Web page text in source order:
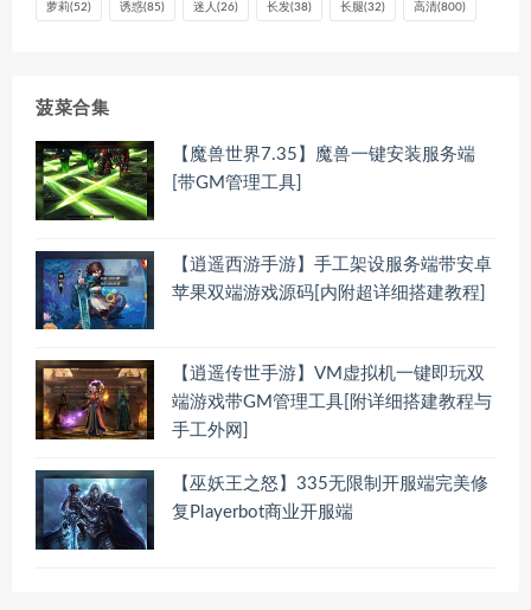
萝莉(52) 诱惑(85) 迷人 (26) 长发(38) 长腿(32) 高清(800)
菠菜合集
【魔兽世界7.35】魔兽一键安装服务端
[带GM管理工具]
【逍遥西游手游】手工架设服务端带安卓
苹果双端游戏源码[内附超详细搭建教程]
【逍遥传世手游】VM虚拟机一键即玩双
端游戏带GM管理工具[附详细搭建教程与
手工外网]
【巫妖王之怒】335无限制开服端完美修
复Playerbot商业开服端